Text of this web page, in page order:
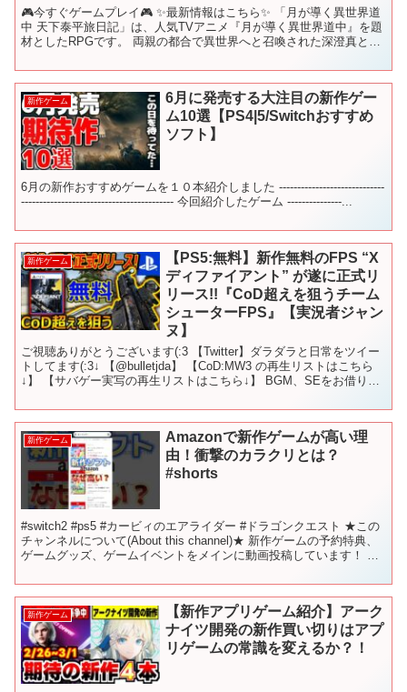
🎮今すぐゲームプレイ🎮 ✨最新情報はこちら✨ 「月が導く異世界道
中 天下泰平旅日記」は、人気TVアニメ『月が導く異世界道中』を題
材としたRPGです。 両親の都合で異世界へと召喚された深澄真とそ
新作ゲーム
6月に発売する大注目の新作ゲー
ム10選【PS4|5/Switchおすすめ
ソフト】
6月の新作おすすめゲームを１０本紹介しました -----------------------------
------------------------------------------ 今回紹介したゲーム ---------------...
新作ゲーム
【PS5:無料】新作無料のFPS “X
ディファイアント” が遂に正式リ
リース!!『CoD超えを狙うチーム
シューターFPS』【実況者ジャン
ヌ】
ご視聴ありがとうございます(:3 【Twitter】ダラダラと日常をツイー
トしてます(:3↓ 【@bulletjda】 【CoD:MW3 の再生リストはこちら
↓】 【サバゲー実写の再生リストはこちら↓】 BGM、SEをお借りし
新作ゲーム
Amazonで新作ゲームが高い理
由！衝撃のカラクリとは？
#shorts
#switch2 #ps5 #カービィのエアライダー #ドラゴンクエスト ★この
チャンネルについて(About this channel)★ 新作ゲームの予約特典、
ゲームグッズ、ゲームイベントをメインに動画投稿しています！ リ
新作ゲーム
【新作アプリゲーム紹介】アーク
ナイツ開発の新作買い切りはアプ
リゲームの常識を変えるか？！